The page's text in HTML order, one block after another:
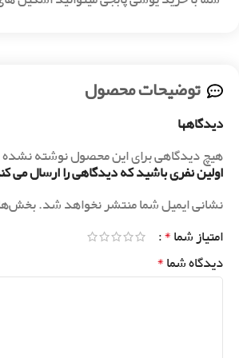
توضیحات محصول
دیدگاهها
هیچ دیدگاهی برای این محصول نوشته
اولین نفری باشید که دیدگاهی را ارسال می کنید برای “120
نشانی ایمیل شما منتشر نخواهد شد.
امتیاز شما*
دیدگاه شما*